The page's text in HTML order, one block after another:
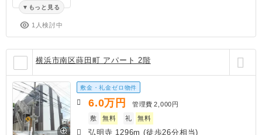
もっと見る
1人検討中
横浜市南区蒔田町 アパート 2階
敷金・礼金ゼロ物件
6.0万円 管理費 2,000円
敷
無料 礼 無料
弘明寺 1296m (徒歩26分相当)